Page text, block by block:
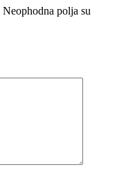
Neophodna polja su